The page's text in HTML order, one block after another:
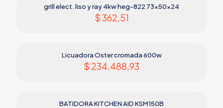
grill elect. liso y ray 4kw heg-822 73x50x24
$362,51
Licuadora Oster cromada 600w
$ 234.488,93
BATIDORA KITCHEN AID KSM150B